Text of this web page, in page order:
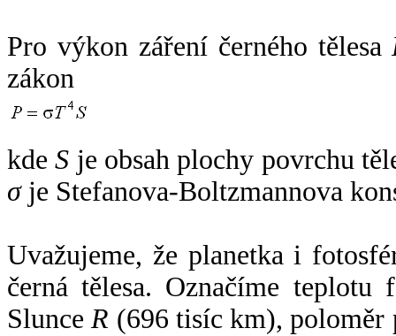
Pro výkon záření černého tělesa
zákon
kdeS je obsah plochy povrchu
σje Stefanova-Boltzmannova
Uvažujeme, že planetka i
černá tělesa. Označíme
SlunceR (696 tisíc km),